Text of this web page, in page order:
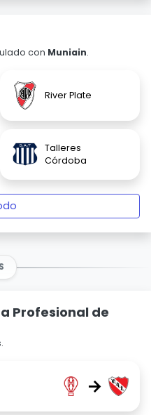
con Muniain.
River Plate
Talleres
Córdoba
Profesional de
→